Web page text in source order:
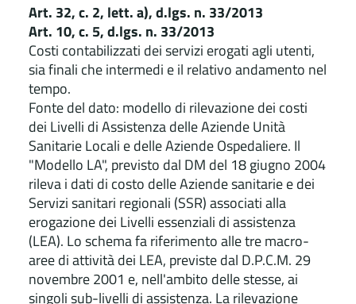
Art. 32, c. 2, lett. a), d.lgs. n. 33/2013
Art. 10, c. 5, d.lgs. n. 33/2013
Costi contabilizzati dei servizi erogati agli utenti,
sia finali che intermedi e il relativo andamento nel
tempo.
Fonte del dato: modello di rilevazione dei costi
dei Livelli di Assistenza delle Aziende Unità
Sanitarie Locali e delle Aziende Ospedaliere. Il
"Modello LA", previsto dal DM del 18 giugno 2004
rileva i dati di costo delle Aziende sanitarie e dei
Servizi sanitari regionali (SSR) associati alla
erogazione dei Livelli essenziali di assistenza
(LEA). Lo schema fa riferimento alle tre macro-
aree di attività dei LEA, previste dal D.P.C.M. 29
novembre 2001 e, nell'ambito delle stesse, ai
singoli sub-livelli di assistenza. La rilevazione